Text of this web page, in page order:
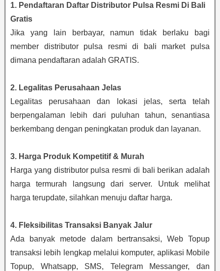
1. Pendaftaran Daftar Distributor Pulsa Resmi Di Bali
Gratis
Jika yang lain berbayar, namun tidak berlaku bagi
member distributor pulsa resmi di bali market pulsa
dimana pendaftaran adalah GRATIS.
2. Legalitas Perusahaan Jelas
Legalitas perusahaan dan lokasi jelas, serta telah
berpengalaman lebih dari puluhan tahun, senantiasa
berkembang dengan peningkatan produk dan layanan.
3. Harga Produk Kompetitif & Murah
Harga yang distributor pulsa resmi di bali berikan adalah
harga termurah langsung dari server. Untuk melihat
harga terupdate, silahkan menuju daftar harga.
4. Fleksibilitas Transaksi Banyak Jalur
Ada banyak metode dalam bertransaksi, Web Topup
transaksi lebih lengkap melalui komputer, aplikasi Mobile
Topup, Whatsapp, SMS, Telegram Messanger, dan